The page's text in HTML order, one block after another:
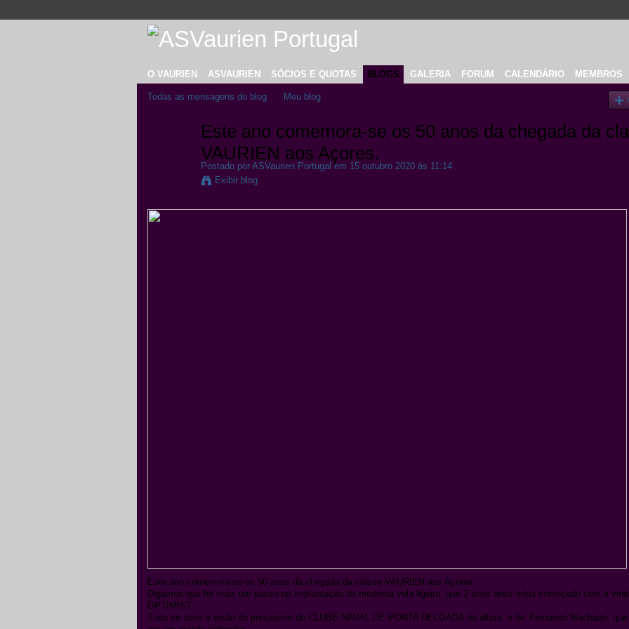
O VAURIEN ASVAURIEN SÓCIOS E QUOTAS BLOGS GALERIA FORUM CALENDÁRIO MEMBROS
Todas as mensagens do blog Meu blog
Este ano comemora-se os 50 anos da chegada da
VAURIEN aos Açores.
Postado por ASVaurien Portugal em 15 outubro 2020 às 11:14
Exibir blog
Este ano comemora-se os 50 anos da chegada da classe VAURIEN aos Açores.
Digamos que foi mais um passo na implantação da moderna vela ligeira, que 2 anos anos tinha começado com a
OPTIMIST.
Tudo se deve à visão do presidente do CLUBE NAVAL DE PONTA DELGADA da altura, o Sr. Fernando Machado,